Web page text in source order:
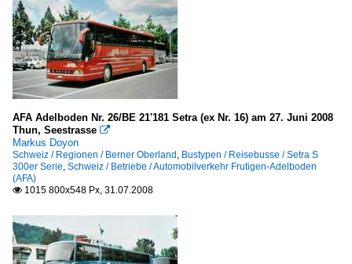
Betriebe (Städte J, K, L)
Kaiserslautern, Schary Reisen
Kastorf, Dahmetal
Betriebe (Städte P, Q, R)
Rostock, Hameister Personenverkehr GmbH
Rostock, Regionalbus Rostock-ReBus
Solingen, Kraftverkehr Gebr. Wiedenhoff GmbH & Co.KG
AFA Adelboden Nr. 26/BE 21'181 Setra (ex Nr. 16) am 27. Juni 2008
Thun, Seestrasse 
Markus Doyon
Schweiz / Regionen / Berner Oberland , Bustypen / Reisebusse / Setra S
300er Serie, Schweiz / Betriebe / Automobilverkehr Frutigen-Adelboden
(AFA)
 1015 800x548 Px, 31.07.2008